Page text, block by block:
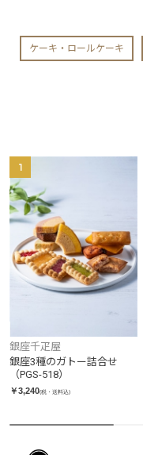
ケーキ・ロールケーキ
1
銀座千疋屋
銀座3種のガトー詰合せ
（PGS-518）
￥3,240(税・送料込)